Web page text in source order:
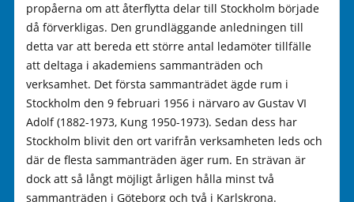
propåerna om att återflytta delar till Stockholm började
då förverkligas. Den grundläggande anledningen till
detta var att bereda ett större antal ledamöter tillfälle
att deltaga i akademiens sammanträden och
verksamhet. Det första sammanträdet ägde rum i
Stockholm den 9 februari 1956 i närvaro av Gustav VI
Adolf (1882-1973, Kung 1950-1973). Sedan dess har
Stockholm blivit den ort varifrån verksamheten leds och
där de flesta sammanträden äger rum. En strävan är
dock att så långt möjligt årligen hålla minst två
sammanträden i Göteborg och två i Karlskrona.